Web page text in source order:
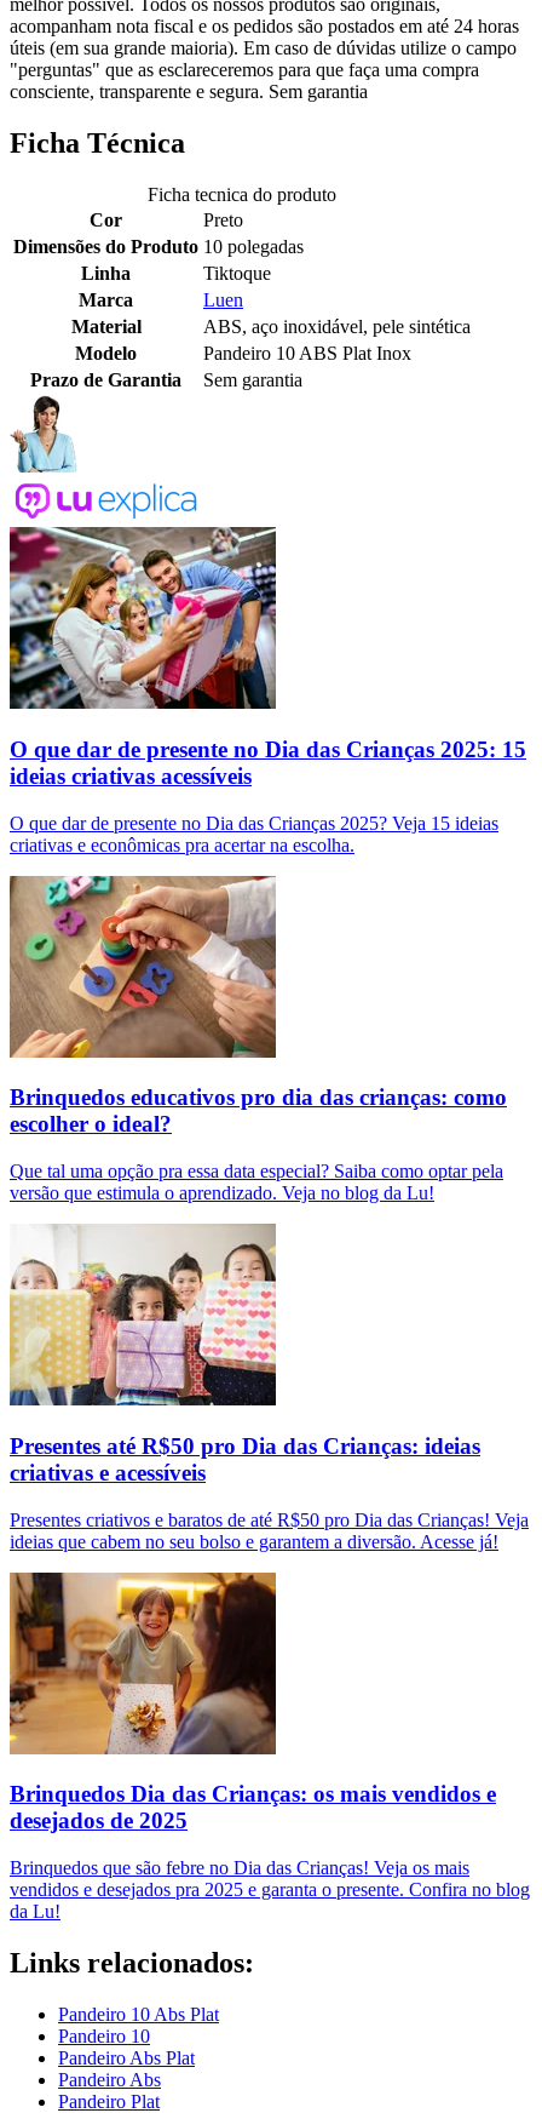
melhor possível. Todos os nossos produtos são originais,
acompanham nota fiscal e os pedidos são postados em até 24 horas
úteis (em sua grande maioria). Em caso de dúvidas utilize o campo
"perguntas" que as esclareceremos para que faça uma compra
consciente, transparente e segura. Sem garantia
Ficha Técnica
Ficha tecnica do produto
Cor
Preto
Dimensões do Produto 10 polegadas
Linha
Tiktoque
Marca
Luen
Material
ABS, aço inoxidável, pele sintética
Modelo
Pandeiro 10 ABS Plat Inox
Prazo de Garantia
Sem garantia
O que dar de presente no Dia das Crianças 2025: 15
ideias criativas acessíveis
O que dar de presente no Dia das Crianças 2025? Veja 15 ideias
criativas e econômicas pra acertar na escolha.
Brinquedos educativos pro dia das crianças: como
escolher o ideal?
Que tal uma opção pra essa data especial? Saiba como optar pela
versão que estimula o aprendizado. Veja no blog da Lu!
Presentes até R$50 pro Dia das Crianças: ideias
criativas e acessíveis
Presentes criativos e baratos de até R$50 pro Dia das Crianças! Veja
ideias que cabem no seu bolso e garantem a diversão. Acesse já!
Brinquedos Dia das Crianças: os mais vendidos e
desejados de 2025
Brinquedos que são febre no Dia das Crianças! Veja os mais
vendidos e desejados pra 2025 e garanta o presente. Confira no blog
da Lu!
Links relacionados:
Pandeiro 10 Abs Plat
Pandeiro 10
Pandeiro Abs Plat
Pandeiro Abs
Pandeiro Plat